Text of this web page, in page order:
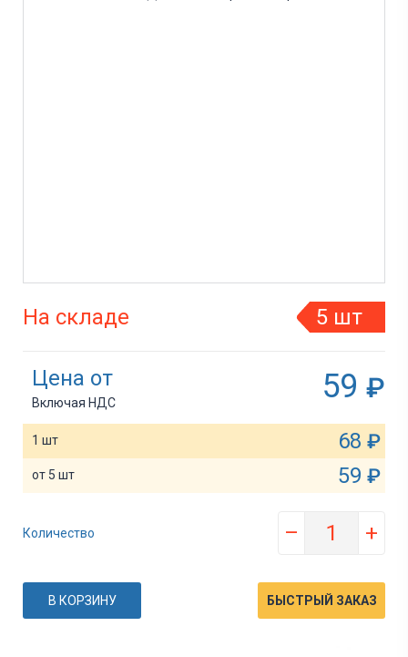
На складе 5 шт
Цена от
Включая НДС 59 ₽
1 шт 68 ₽
от 5 шт 59 ₽
Количество – +
В КОРЗИНУ БЫСТРЫЙ ЗАКАЗ